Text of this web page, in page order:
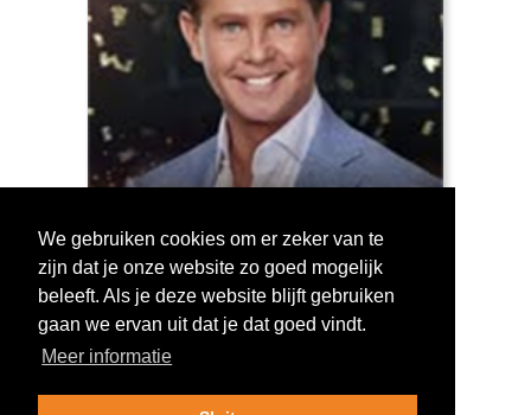
Log in om te stemmen!
We gebruiken cookies om er zeker van te
zijn dat je onze website zo goed mogelijk
beleeft. Als je deze website blijft gebruiken
gaan we ervan uit dat je dat goed vindt.
Meer informatie